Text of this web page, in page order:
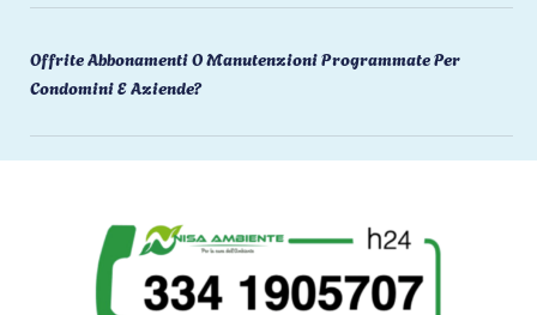
Offrite Abbonamenti O Manutenzioni Programmate Per
Condomini E Aziende?